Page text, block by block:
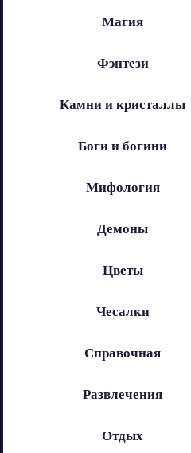
Магия
Фэнтези
Камни и кристаллы
Боги и богини
Мифология
Демоны
Цветы
Чесалки
Справочная
Развлечения
Отдых